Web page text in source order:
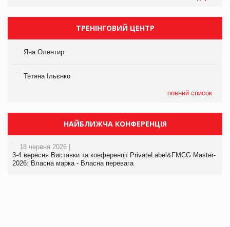
ТРЕНІНГОВИЙ ЦЕНТР
Яна Олентир
Тетяна Ільєнко
повний список
НАЙБЛИЖЧА КОНФЕРЕНЦІЯ
18 червня 2026 |
3-4 вересня Виставки та конференції PrivateLabel&FMCG Master-
2026: Власна марка - Власна перевага